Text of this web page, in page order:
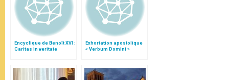
Encyclique de Benoît XVI :
Caritas in veritate
Exhortation apostolique
« Verbum Domini »